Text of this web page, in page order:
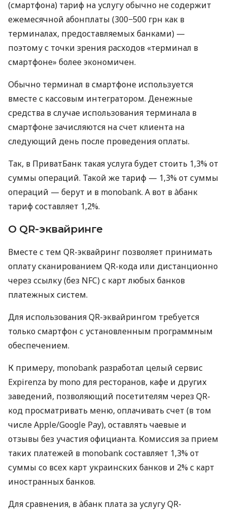
(смартфона) тариф на услугу обычно не содержит
ежемесячной абонплаты (300−500 грн как в
терминалах, предоставляемых банками) —
поэтому с точки зрения расходов «терминал в
смартфоне» более экономичен.
Обычно терминал в смартфоне используется
вместе с кассовым интегратором. Денежные
средства в случае использования терминала в
смартфоне зачисляются на счет клиента на
следующий день после проведения оплаты.
Так, в ПриватБанк такая услуга будет стоить 1,3% от
суммы операций. Такой же тариф — 1,3% от суммы
операций — берут и в monobank. А вот в àбанк
тариф составляет 1,2%.
О QR-эквайринге
Вместе с тем QR-эквайринг позволяет принимать
оплату сканированием QR-кода или дистанционно
через ссылку (без NFC) с карт любых банков
платежных систем.
Для использования QR-эквайрингом требуется
только смартфон с установленным программным
обеспечением.
К примеру, monobank разработал целый сервис
Expirenza by mono для ресторанов, кафе и других
заведений, позволяющий посетителям через QR-
код просматривать меню, оплачивать счет (в том
числе Apple/Google Pay), оставлять чаевые и
отзывы без участия официанта. Комиссия за прием
таких платежей в monobank составляет 1,3% от
суммы со всех карт украинских банков и 2% с карт
иностранных банков.
Для сравнения, в àбанк плата за услугу QR-